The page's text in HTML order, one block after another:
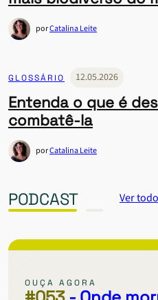
porCatalina Leite
GLOSSÁRIO 12.05.2026
Entenda o que é
combatê-la
porCatalina Leite
PODCAST Ver
OUÇA AGORA